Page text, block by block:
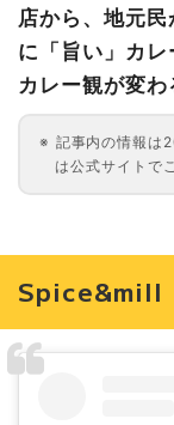
店から、地元
に「旨い」カ
カレー観が変わ
記事内の情報は
は公式サイトで
Spice&mill